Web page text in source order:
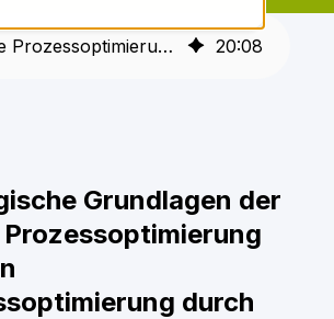
Digitale Prozessoptimierung: Strategische Ansätze und Best Practices 20:08
Grundlagen der
durch